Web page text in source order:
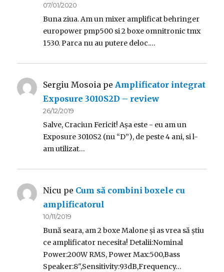
07/01/2020
Buna ziua. Am un mixer amplificat behringer
europower pmp500 si 2 boxe omnitronic tmx
1530. Parca nu au putere deloc.…
Sergiu Mosoia peAmplificator integrat
Exposure 3010S2D – review
26/12/2019
Salve, Craciun Fericit! Așa este - eu am un
Exposure 3010S2 (nu “D”), de peste 4 ani, si l-
am utilizat…
Nicu pe Cum să combini boxele cu
amplificatorul
10/11/2019
Bună seara, am 2 boxe Malone și as vrea să știu
ce amplificator necesita! Detalii:Nominal
Power:200W RMS, Power Max:500,Bass
Speaker:8",Sensitivity:93dB,Frequency…